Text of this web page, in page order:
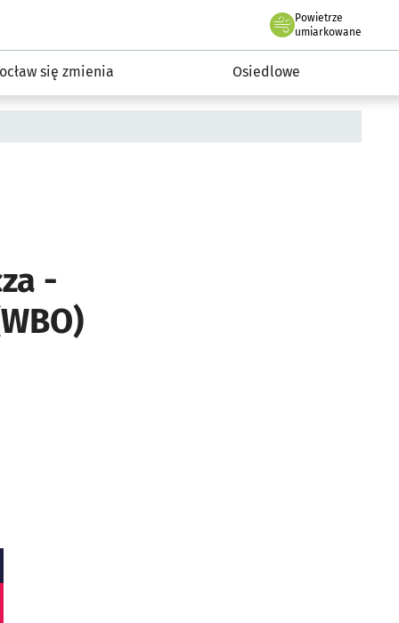
- miejskie inwestycje 2019-2032
Powietrze
we Wrocławiu
umiarkowane
się zmienia Osiedlowe
-